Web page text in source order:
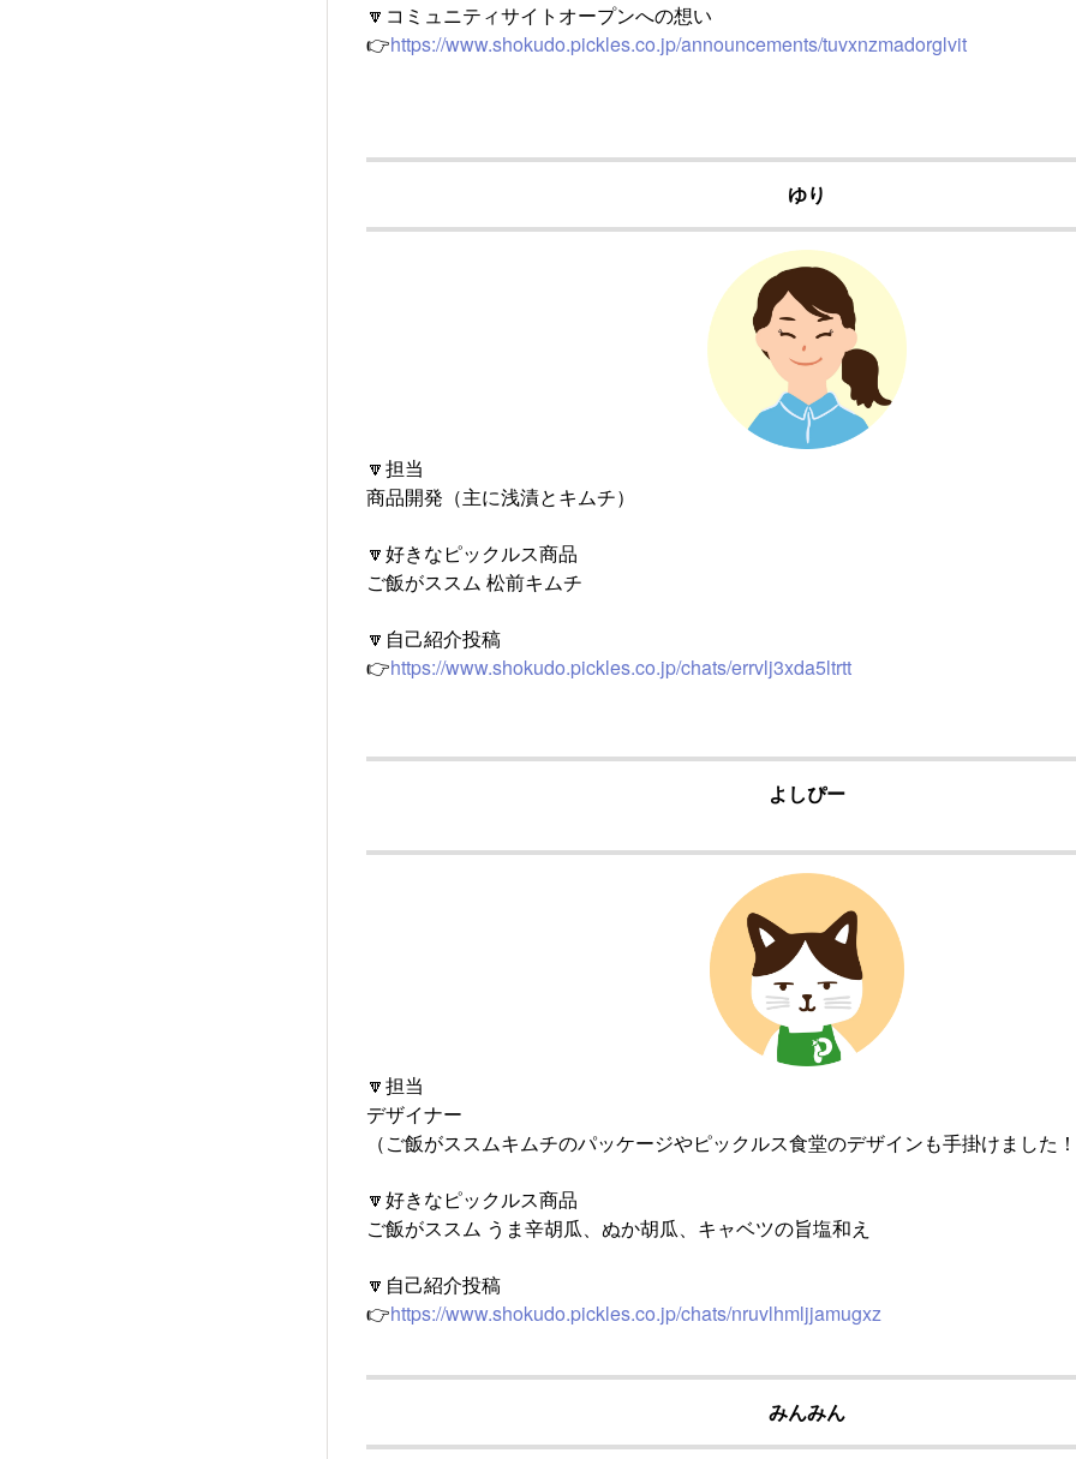
🔽コミュニティサイトオープンへの想い
👉https://www.shokudo.pickles.co.jp/announcements/tuvxnzmadorglvit
ゆり
🔽担当
商品開発（主に浅漬とキムチ）
🔽好きなピックルス商品
ご飯がススム 松前キムチ
🔽自己紹介投稿
👉https://www.shokudo.pickles.co.jp/chats/errvlj3xda5ltrtt
よしぴー
🔽担当
デザイナー
（ご飯がススムキムチのパッケージやピックルス食堂のデザインも手掛けました
🔽好きなピックルス商品
ご飯がススム うま辛胡瓜、ぬか胡瓜、キャベツの旨塩和え
🔽自己紹介投稿
👉https://www.shokudo.pickles.co.jp/chats/nruvlhmljjamugxz
みんみん